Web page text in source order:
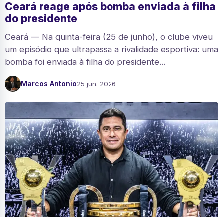
Ceará reage após bomba enviada à filha
do presidente
Ceará — Na quinta-feira (25 de junho), o clube viveu
um episódio que ultrapassa a rivalidade esportiva: uma
bomba foi enviada à filha do presidente...
Marcos Antonio25 jun. 2026